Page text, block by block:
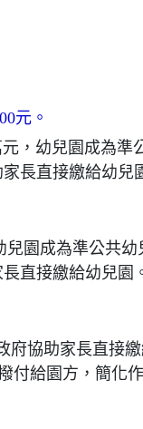
元。
，幼兒園成為準
長直接繳給幼兒
兒園成為準公共
直接繳給幼兒園
府協助家長直接
付給園方，簡化